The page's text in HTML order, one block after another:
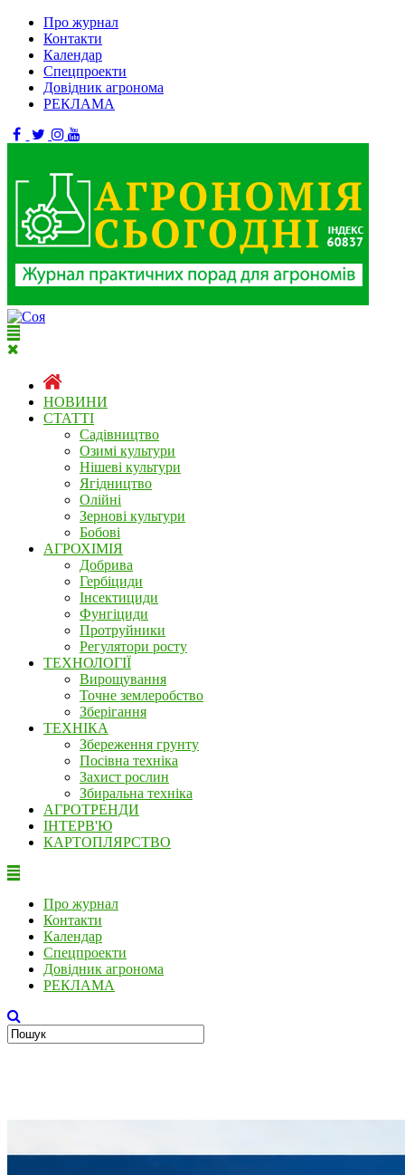
Про журнал
Контакти
Календар
Спецпроекти
Довідник агронома
РЕКЛАМА
НОВИНИ
СТАТТІ
Садівництво
Озимі культури
Нішеві культури
Ягідництво
Олійні
Зернові культури
Бобові
АГРОХІМІЯ
Добрива
Гербіциди
Інсектициди
Фунгіциди
Протруйники
Регулятори росту
ТЕХНОЛОГІЇ
Вирощування
Точне землеробство
Зберігання
ТЕХНІКА
Збереження грунту
Посівна техніка
Захист рослин
Збиральна техніка
АГРОТРЕНДИ
ІНТЕРВ'Ю
КАРТОПЛЯРСТВО
Про журнал
Контакти
Календар
Спецпроекти
Довідник агронома
РЕКЛАМА